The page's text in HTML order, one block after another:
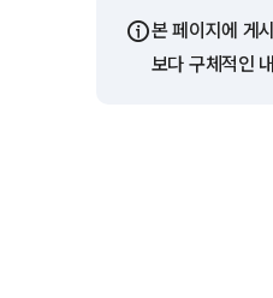
ⓘ본 페이지에 게
보다 구체적인